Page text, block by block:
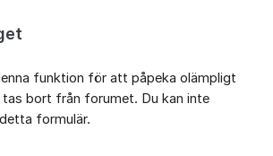
funktion för att påpeka olämpligt
tas bort från forumet. Du kan inte
formulär.